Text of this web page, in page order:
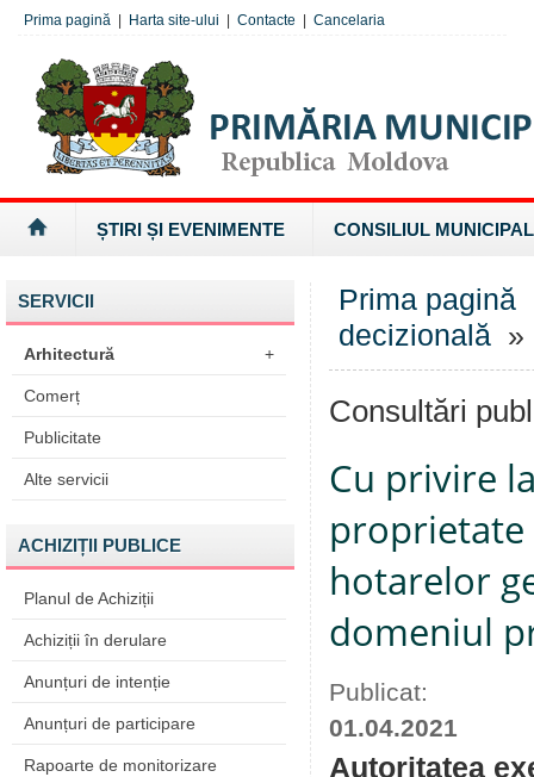
Prima pagină Harta site-ului Contacte Cancelaria
ȘTIRI ȘI EVENIMENTE CONSILIUL MUNICIPAL
SERVICII
Arhitectură +
Comerț
Publicitate
Alte servicii
ACHIZIȚII PUBLICE
Planul de Achiziții
Achiziții în derulare
Anunțuri de intenție
Anunțuri de participare
Rapoarte de monitorizare
Prima pagină
decizională »
Consultări
Cu privire
proprietate
hotarelor
domeniul
Publicat:
01.04.2021
Autoritatea